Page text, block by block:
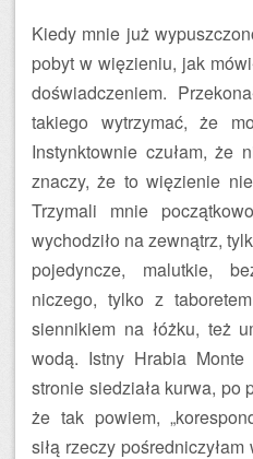
Kiedy mnie już
pobyt w więzieniu, jak
doświadczeniem.
takiego wytrzymać, że
Instynktownie czułam,
znaczy, że to więzienie
Trzymali mnie
wychodziło na zewnątrz,
pojedyncze, malutkie,
niczego, tylko z
siennikiem na łóżku, też
wodą. Istny Hrabia
stronie siedziała kurwa, po
że tak powiem,
siłą rzeczy